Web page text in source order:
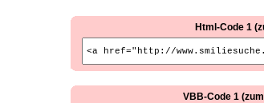
Html-Code 1
VBB-Code 1